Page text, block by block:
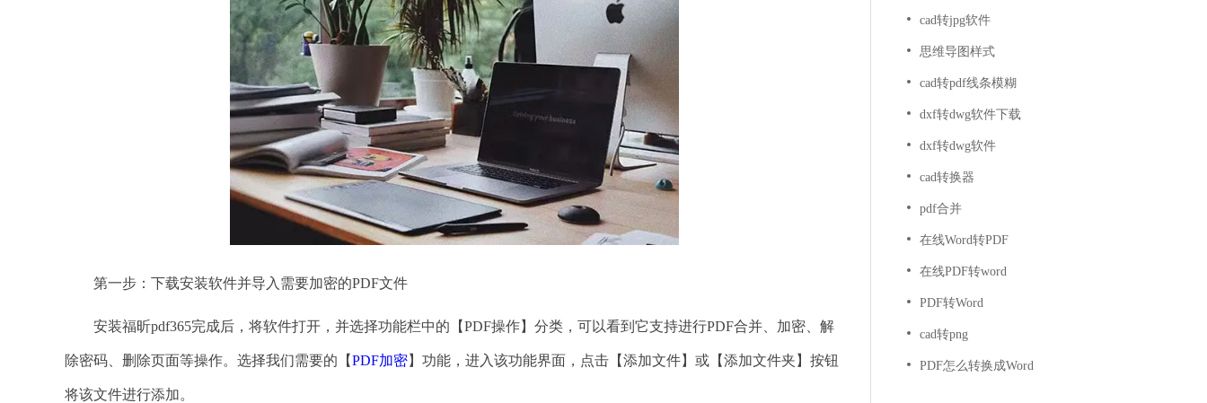
第一步：下载安装软件并导入需要加密的PDF文件
安装福昕pdf365完成后，将软件打开，并选择功能栏中的【PDF操作】分类，可以看到它支持进行PDF合并、加密、解
除密码、删除页面等操作。选择我们需要的【PDF加密】功能，进入该功能界面，点击【添加文件】或【添加文件夹】按钮
将该文件进行添加。
cad转jpg软件
思维导图样式
cad转pdf线条模糊
dxf转dwg软件下载
dxf转dwg软件
cad转换器
pdf合并
在线Word转PDF
在线PDF转word
PDF转Word
cad转png
PDF怎么转换成Word